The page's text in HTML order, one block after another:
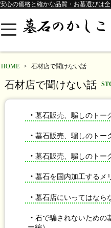
安心の価格と確かな品質・お墓選びは
HOME > 石材店で聞けない話
石材店で聞けない話
・墓石販売、騙しのトー
・墓石販売、騙しのトー
・墓石販売、騙しのトー
・墓石を国内加工するメ
・墓石店にいってはなら
・石で騙されないための